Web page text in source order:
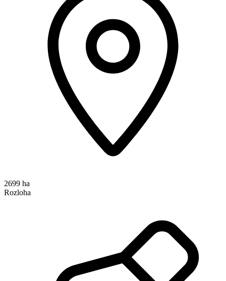
2699 ha
Rozloha